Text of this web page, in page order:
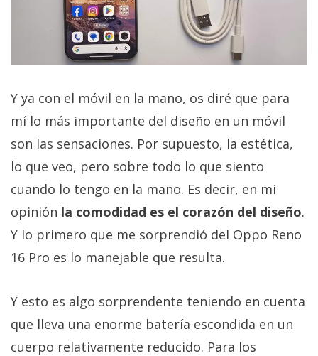
Y ya con el móvil en la mano, os diré que para
mí lo más importante del diseño en un móvil
son las sensaciones. Por supuesto, la estética,
lo que veo, pero sobre todo lo que siento
cuando lo tengo en la mano. Es decir, en mi
opinión la comodidad es el corazón del diseño.
Y lo primero que me sorprendió del Oppo Reno
16 Pro es lo manejable que resulta.
Y esto es algo sorprendente teniendo en cuenta
que lleva una enorme batería escondida en un
cuerpo relativamente reducido. Para los